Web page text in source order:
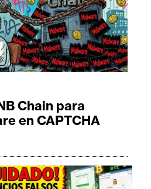
Chain para
en CAPTCHA